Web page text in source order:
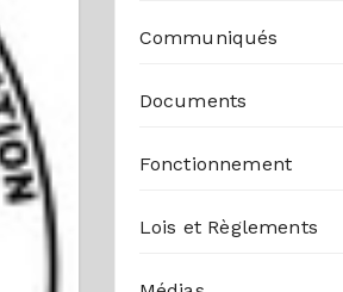
Communiqués
Documents
Fonctionnement
Lois et Règlements